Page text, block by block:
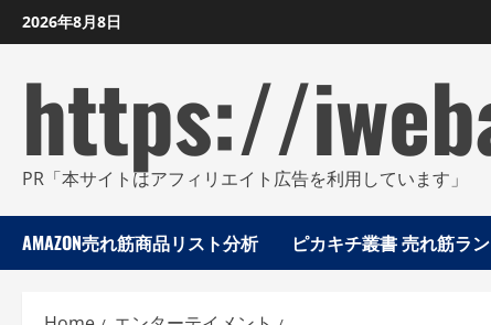
Skip
to
2026年8月8日
https://
PR「本サイトはアフィリエイト広告を利用しています」
AMAZON売れ筋商品リスト分析 ピカキチ叢書 売れ筋ラ